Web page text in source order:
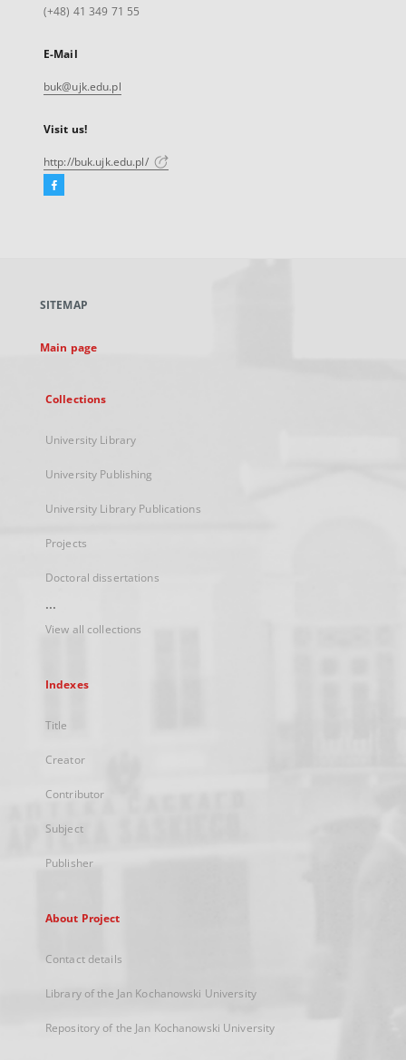
(+48) 41 349 71 55
E-Mail
buk@ujk.edu.pl
Visit us!
http://buk.ujk.edu.pl/
Facebook
new
SITEMAP
Main page
Collections
University Library
University Publishing
University Library Publications
Projects
Doctoral dissertations
...
View all collections
Indexes
Title
Creator
Contributor
Subject
Publisher
About Project
Contact details
Library of the Jan Kochanowski University
Repository of the Jan Kochanowski University